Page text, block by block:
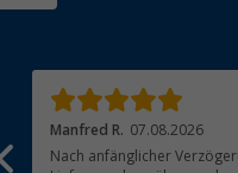
Manfred R. 07.08.2026
Nach anfänglicher